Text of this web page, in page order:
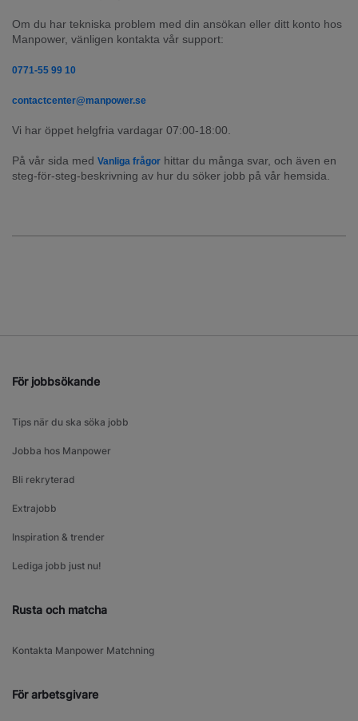
Om du har tekniska problem med din ansökan eller ditt konto hos
Manpower, vänligen kontakta vår support:
0771-55 99 10
contactcenter@manpower.se
Vi har öppet helgfria vardagar 07:00-18:00.
På vår sida med Vanliga frågor hittar du många svar, och även en
steg-för-steg-beskrivning av hur du söker jobb på vår hemsida.
För jobbsökande
Tips när du ska söka jobb
Jobba hos Manpower
Bli rekryterad
Extrajobb
Inspiration & trender
Lediga jobb just nu!
Rusta och matcha
Kontakta Manpower Matchning
För arbetsgivare